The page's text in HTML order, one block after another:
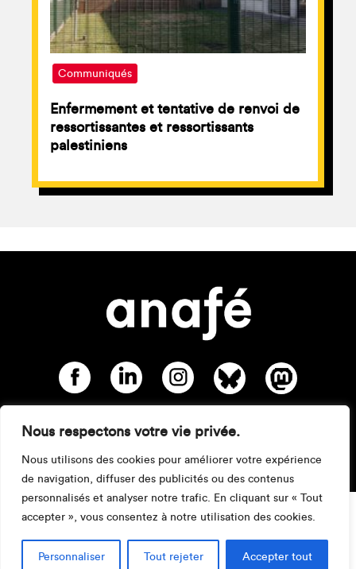
Nous respectons votre vie privée.
Nous utilisons des cookies pour améliorer votre expérience
de navigation, diffuser des publicités ou des contenus
personnalisés et analyser notre trafic. En cliquant sur « Tout
accepter », vous consentez à notre utilisation des cookies.
Personnaliser Tout rejeter Accepter tout
Communiqués
Enfermement et tentative de renvoi de
ressortissantes et ressortissants
palestiniens